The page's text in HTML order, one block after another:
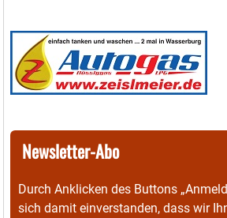
Newsletter-Abo
Durch Anklicken des Buttons
sich damit einverstanden, dass wir